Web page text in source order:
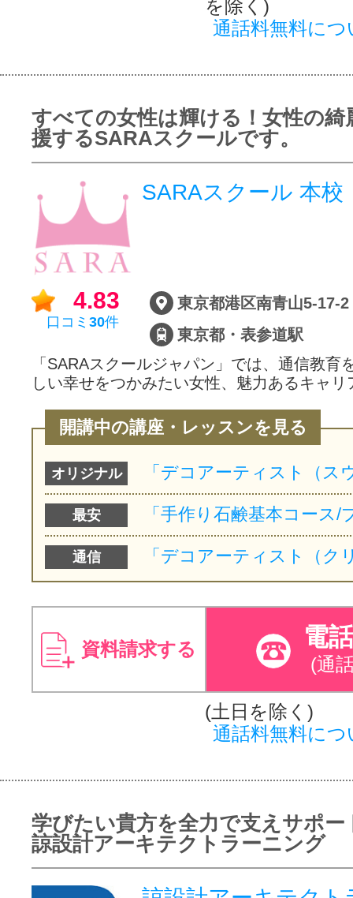
を除く)
通話料無料につ
すべての女性は輝ける！女性の綺
援するSARAスクールです。
SARAスクール 本校
4.83
口コミ 30件
東京都港区南青山5-17-2
東京都・表参道駅
「SARAスクールジャパン」では、通信教育
しい幸せをつかみたい女性、魅力あるキャ
開講中の講座・レッスンを見る
オリジナル
最安
通信
資料請求する 電
(通
(土日を除く)
通話料無料につ
学びたい貴方を全力で支えサポー
諒設計アーキテクトラーニング